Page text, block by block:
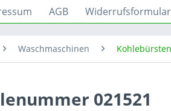
AGB Widerrufsformular
Waschmaschinen Kohlebürsten
021521